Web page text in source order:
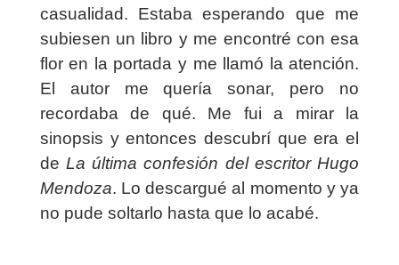
casualidad. Estaba esperando que me
subiesen un libro y me encontré con esa
flor en la portada y me llamó la atención.
El autor me quería sonar, pero no
recordaba de qué. Me fui a mirar la
sinopsis y entonces descubrí que era el
deLa última confesión del escritor Hugo
Mendoza. Lo descargué al momento y ya
no pude soltarlo hasta que lo acabé.